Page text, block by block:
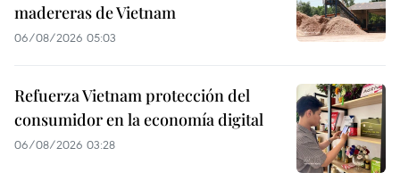
madereras de Vietnam
06/08/2026 05:03
Refuerza Vietnam protección del
consumidor en la economía digital
06/08/2026 03:28